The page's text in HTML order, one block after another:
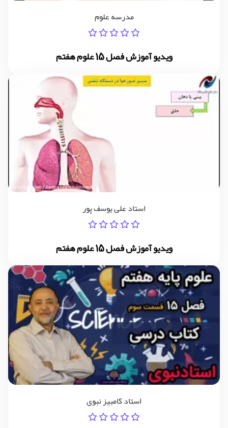
مدرسه علوم
ویدیو آموزش فصل 15 علوم هفتم
استاد علی یوسف پور
ویدیو آموزش فصل 15 علوم هفتم
استاد کامبیز نبوی